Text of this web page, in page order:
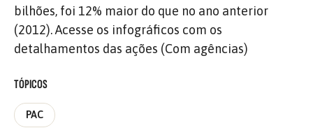
bilhões, foi 12% maior do que no ano anterior
(2012). Acesse os infográficos com os
detalhamentos das ações (Com agências)
TÓPICOS
PAC